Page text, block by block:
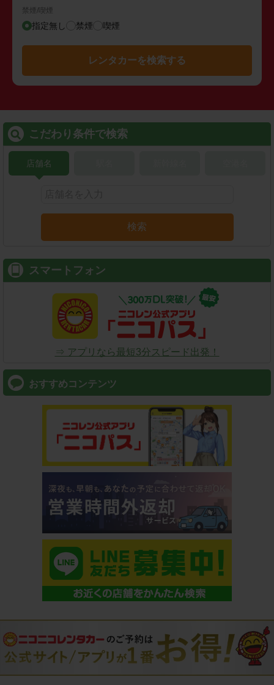
禁煙/喫煙
指定無し 禁煙 喫煙
レンタカーを検索する
こだわり条件で検索
店舗名
検索
スマートフォン
⇒ アプリなら最短3分スピード出発！
おすすめコンテンツ